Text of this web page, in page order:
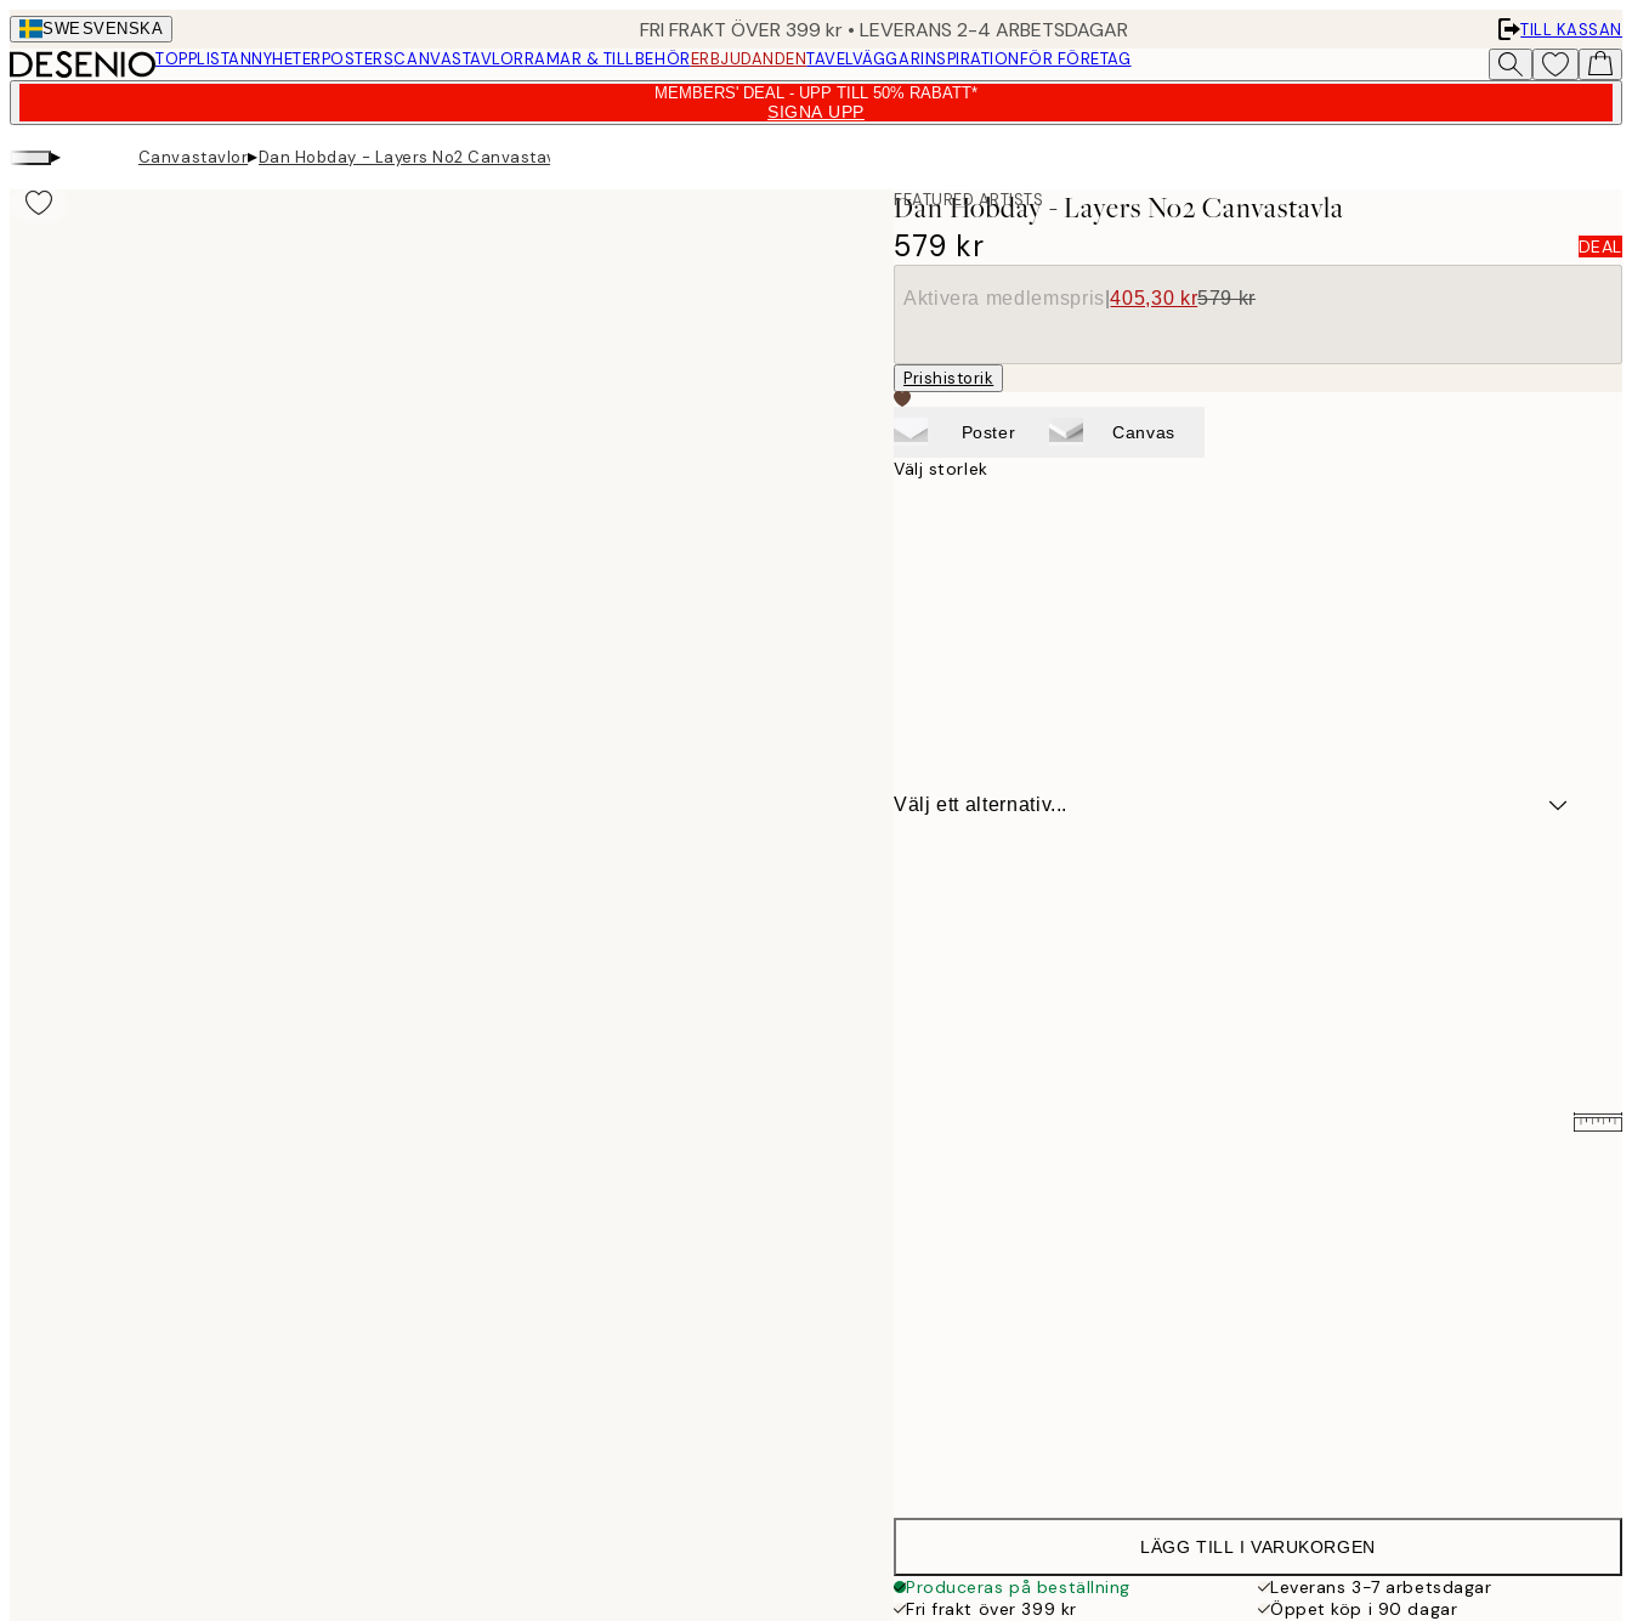
Skip
to
main
SWESVENSKA FRI FRAKT ÖVER 399 kr • LEVERANS 2-4 ARBETSDAGAR
TILL KASSAN
TOPPLISTANNYHETERPOSTERSCANVASTAVLORRAMAR & TILLBEHÖRERBJUDANDENTAVELVÄGGARINSPIRATIONFÖR FÖRETAG
MEMBERS' DEAL - UPP TILL 50% RABATT*
SIGNA UPP
▸ Canvastavlor▸Dan Hobday - Layers No2 Canvastavla
FEATURED ARTISTS
Dan Hobday - Layers No2 Canvastavla
579 kr
DEAL
Aktivera medlemspris |405,30 kr579 kr
Prishistorik
Poster Canvas
Välj storlek
Välj ett alternativ...
LÄGG TILL I VARUKORGEN
Produceras på beställning
Leverans 3-7 arbetsdagar
Fri frakt över 399 kr
Öppet köp i 90 dagar